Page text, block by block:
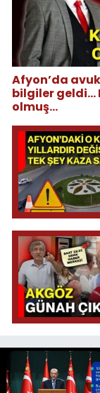
Afyon’da
bilgiler
olmuş...